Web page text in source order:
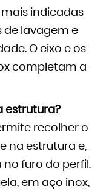
indicadas
de lavagem e
O eixo e os
completam a
estrutura?
recolher o
na estrutura e,
no furo do perfil.
em aço inox,